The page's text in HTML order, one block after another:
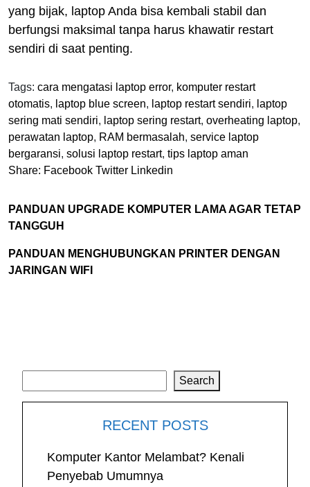
yang bijak, laptop Anda bisa kembali stabil dan
berfungsi maksimal tanpa harus khawatir restart
sendiri di saat penting.
Tags: cara mengatasi laptop error, komputer restart
otomatis, laptop blue screen, laptop restart sendiri, laptop
sering mati sendiri, laptop sering restart, overheating laptop,
perawatan laptop, RAM bermasalah, service laptop
bergaransi, solusi laptop restart, tips laptop aman
Share: Facebook Twitter Linkedin
PANDUAN UPGRADE KOMPUTER LAMA AGAR TETAP
TANGGUH
PANDUAN MENGHUBUNGKAN PRINTER DENGAN
JARINGAN WIFI
Search
RECENT POSTS
Komputer Kantor Melambat? Kenali
Penyebab Umumnya